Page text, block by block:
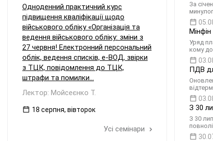
За
Уряд
кому
ПДВ
З 30
З 30
Одноденний практичний курс
підвищення кваліфікації щодо
військового обліку «Організація та
ведення військового обліку: зміни з
27 червня! Електронний персональний
облік, ведення списків, е-ВОД, звірки
з ТЦК, повідомлення до ТЦК,
штрафи та помилки...
Лектор: Мойсеєнко Т.
18 серпня, вівторок
Усі семінари